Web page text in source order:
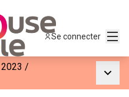
Se connecter
/